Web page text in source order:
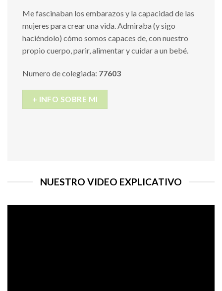
Me fascinaban los embarazos y la capacidad de las
mujeres para crear una vida. Admiraba (y sigo
haciéndolo) cómo somos capaces de, con nuestro
propio cuerpo, parir, alimentar y cuidar a un bebé.
Numero de colegiada: 77603
+ INFO SOBRE MI
NUESTRO VIDEO EXPLICATIVO